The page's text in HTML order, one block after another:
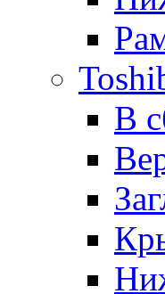
В